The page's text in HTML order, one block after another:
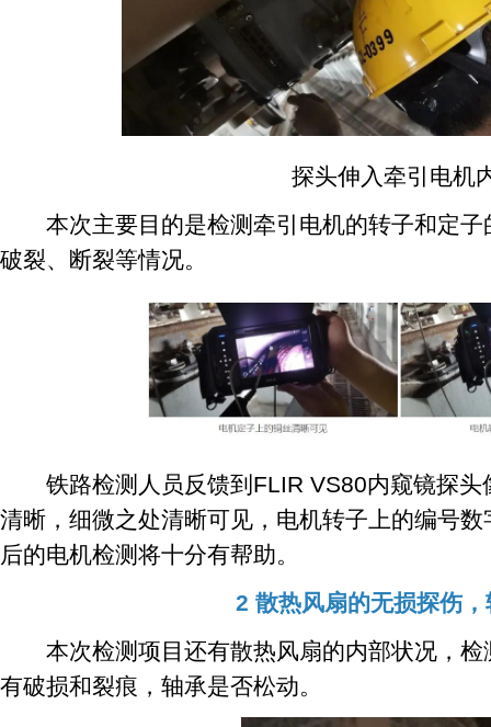
探头伸入牵引电机
本次主要目的是检测牵引电机的转子和定子
破裂、断裂等情况。
铁路检测人员反馈到FLIR VS80内窥镜探头
清晰，细微之处清晰可见，电机转子上的编号
后的电机检测将十分有帮助。
2 散热风扇的无损探伤
本次检测项目还有散热风扇的内部状况，检
有破损和裂痕，轴承是否松动。